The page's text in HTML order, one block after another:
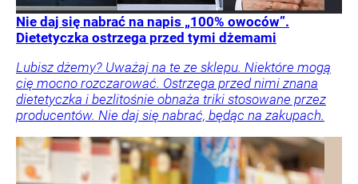
Nie daj się nabrać na napis „100% owoców”.
Dietetyczka ostrzega przed tymi dżemami
Lubisz dżemy? Uważaj na te ze sklepu. Niektóre mogą
cię mocno rozczarować. Ostrzega przed nimi znana
dietetyczka i bezlitośnie obnaża triki stosowane przez
producentów. Nie daj się nabrać, będąc na zakupach.